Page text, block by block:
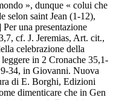
», dunque « colui che
selon saint Jean (1-12),
una presentazione
cf. J. Jeremias, Art. cit.,
celebrazione della
in 2 Cronache 35,1-
34, in Giovanni. Nuova
di E. Borghi, Edizioni
dimenticare che in Gen